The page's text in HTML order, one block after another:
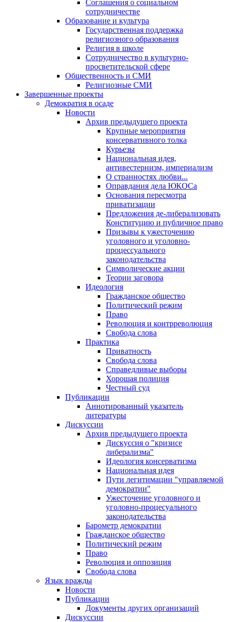
Соглашения о социальном
сотрудничестве
Образование и культура
Государственная поддержка
религиозного образования
Религия в школе
Сотрудничество в культурно-
просветительской сфере
Общественность и СМИ
Религиозные СМИ
Завершенные проекты
Демократия в осаде
Новости
Архив предыдущего проекта
Крупные мероприятия
консервативного толка
Курьезы
Национальная идея,
антивестернизм, империализм
О странностях любви...
Оправдания дела ЮКОСа
Основания пересмотра
приватизации
Предложения де-либерализовать
Конституцию и публичное право
Призывы к ужесточению
уголовного и уголовно-
процессуального
законодательства
Символические акции
Теории заговора
Идеология
Гражданское общество
Политический режим
Право
Революция и контрреволюция
Свобода слова
Практика
Приватность
Свобода слова
Справедливые выборы
Хорошая полиция
Честный суд
Публикации
Аннотированный указатель
литературы
Дискуссии
Архив предыдущего проекта
Дискуссия о "кризисе
либерализма"
Идеология консерватизма
Национальная идея
Пути легитимации "управляемой
демократии"
Ужесточение уголовного и
уголовно-процесуального
законодательства
Барометр демократии
Гражданское общество
Политический режим
Право
Революция и оппозиция
Свобода слова
Язык вражды
Новости
Публикации
Документы других организаций
Дискуссии